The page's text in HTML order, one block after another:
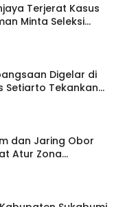
Terjerat Kasus
Minta Seleksi
Digelar di
Setiarto Tekankan
dan Jaring Obor
Atur Zona